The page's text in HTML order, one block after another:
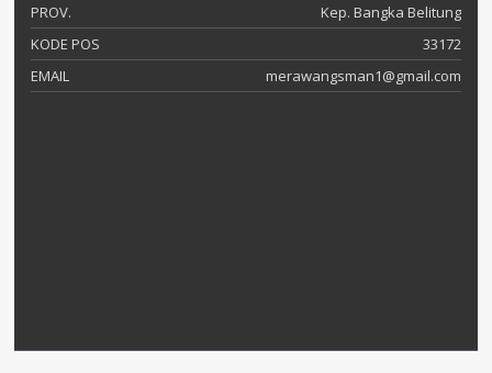
PROV.
Kep. Bangka Belitung
KODE POS
33172
EMAIL
merawangsman1@gmail.com